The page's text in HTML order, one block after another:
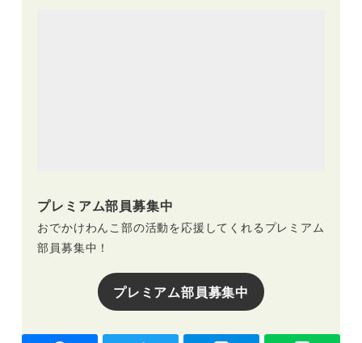
プレミアム部員募集中
おでかけわんこ部の活動を応援してくれるプレミアム
部員募集中！
プレミアム部員募集中